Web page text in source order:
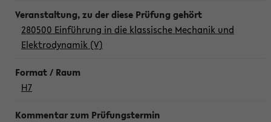
280500 Einführung in die klassische Mechanik und
Elektrodynamik (V)
H7